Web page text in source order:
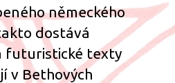
německého
dostává
futuristické texty
v Bethových